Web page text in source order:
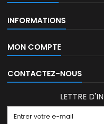
INFORMATIONS
MON COMPTE
CONTACTEZ-NOUS
LETTRE